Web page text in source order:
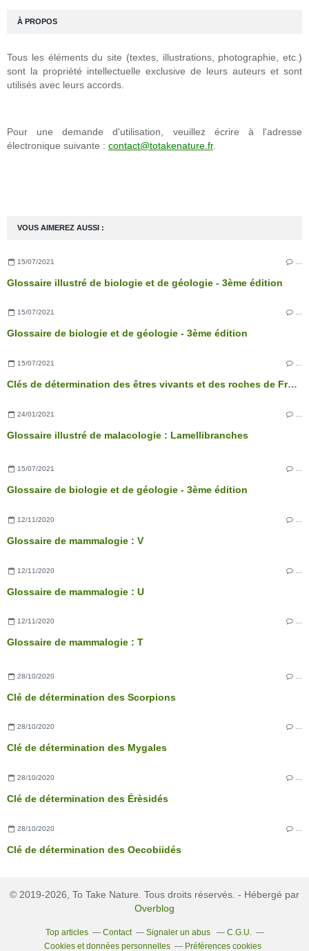
VOUS AIMEREZ AUSSI :
15/07/2021
Glossaire illustré de biologie et de géologie - 3ème édition
15/07/2021 …
Glossaire de biologie et de géologie - 3ème édition
15/07/2021
Clés de détermination des êtres vivants et des roches de France - 3ème édition
24/01/2021
Glossaire illustré de malacologie : Lamellibranches
15/07/2021 …
Glossaire de biologie et de géologie - 3ème édition
12/11/2020
Glossaire de mammalogie : V
12/11/2020
Glossaire de mammalogie : U
12/11/2020
Glossaire de mammalogie : T
28/10/2020
Clé de détermination des Scorpions
28/10/2020 …
Clé de détermination des Mygales
28/10/2020
Clé de détermination des Érèsidés
28/10/2020
Clé de détermination des Oecobiidés
À PROPOS
Tous les éléments du site (textes, illustrations, photographie, etc.)
sont la propriété intellectuelle exclusive de leurs auteurs et sont
utilisés avec leurs accords.
Pour une demande d'utilisation, veuillez écrire à l'adresse
électronique suivante : contact@totakenature.fr
© 2019-2026, To Take Nature. Tous droits réservés. - Hébergé par
Overblog
Top articles Contact Signaler un abus
C.G.U.
Cookies et données personnelles
Préférences cookies